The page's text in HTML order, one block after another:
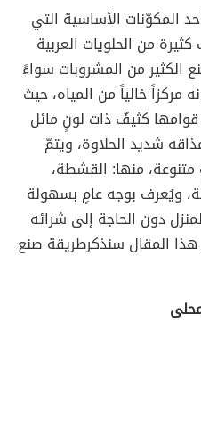
المكوّنات الأساسية التي
من الحلويات العربية
الكثير من المشروبات سواءً
مركزاً خالياً من المياه، حيث
كثيفٌ ذات لونٍ مائل
شديد الحلاوة، ويتمّ
منها: القشطة،
ويُعرف بوجه عامٍ بسهولة
دون الحاجة إلى شرائه
المقال سنذكرطريقة صنع